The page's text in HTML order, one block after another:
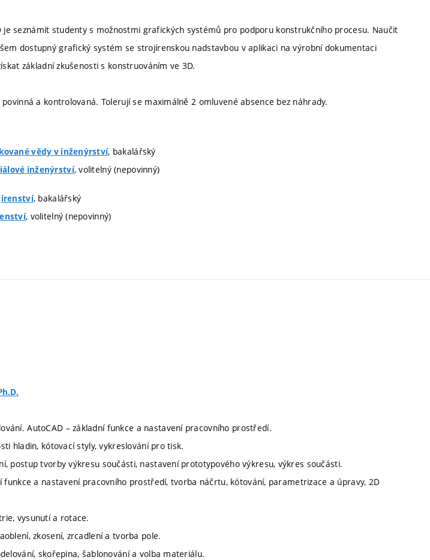
je seznámit studenty s možnostmi grafických systémů pro podporu konstrukčního procesu. Naučit
dostupný grafický systém se strojírenskou nadstavbou v aplikaci na výrobní dokumentaci
základní zkušenosti s konstruováním ve 3D.
a kontrolovaná. Tolerují se maximálně 2 omluvené absence bez náhrady.
vědy v inženýrství, bakalářský
inženýrství, volitelný (nepovinný)
, bakalářský
, volitelný (nepovinný)
AutoCAD – základní funkce a nastavení pracovního prostředí.
hladin, kótovací styly, vykreslování pro tisk.
postup tvorby výkresu součásti, nastavení prototypového výkresu, výkres součásti.
funkce a nastavení pracovního prostředí, tvorba náčrtu, kótování, parametrizace a úpravy, 2D
vysunutí a rotace.
zkosení, zrcadlení a tvorba pole.
skořepina, šablonování a volba materiálu.